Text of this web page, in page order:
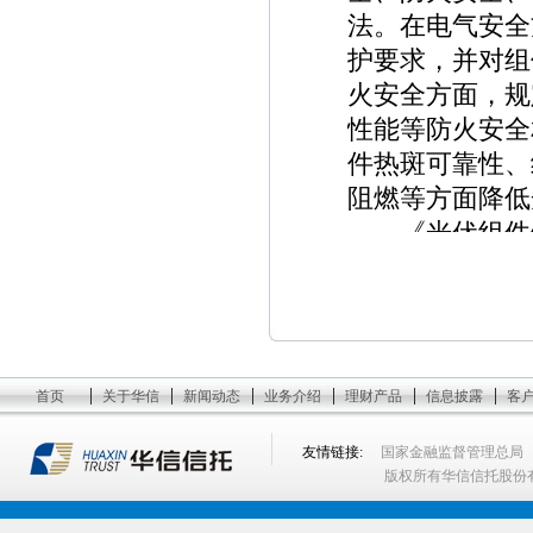
法。在电气安
护要求，并对
火安全方面，
性能等防火安
件热斑可靠性
阻燃等方面降
《光伏组件
求铭牌值与实
在实验室测量
工业和信息化
企业将依据标
级，尽早实现
下一步，工业
首页 | 关于华信 | 新闻动态 | 业务介绍 | 理财产品 | 信息披露 | 客
友情链接:
国家金融监督管理总局
版权所有华信信托股